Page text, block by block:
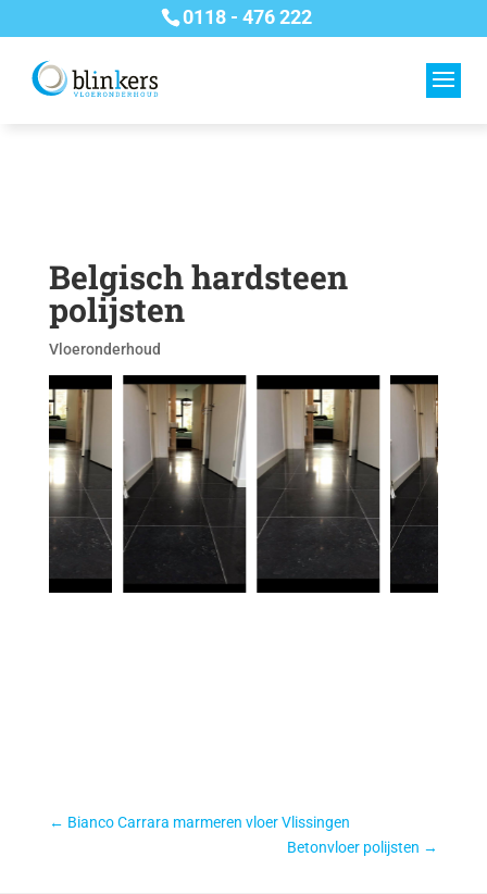
0118 - 476 222
Belgisch hardsteen
polijsten
Vloeronderhoud
← Bianco Carrara marmeren vloer Vlissingen
Betonvloer polijsten →